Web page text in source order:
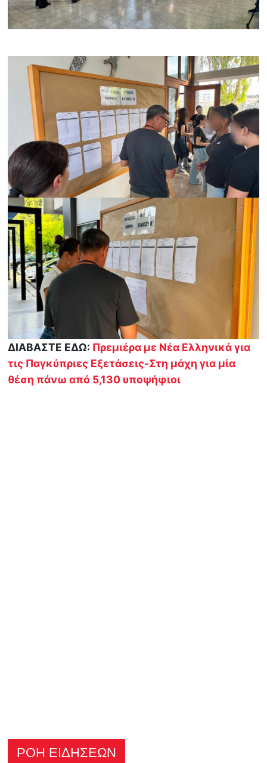
ΔΙΑΒΑΣΤΕ ΕΔΩ: Πρεμιέρα με Νέα Ελληνικά για
τις Παγκύπριες Εξετάσεις-Στη μάχη για μία
θέση πάνω από 5,130 υποψήφιοι
ΡΟΗ ΕΙΔΗΣΕΩΝ